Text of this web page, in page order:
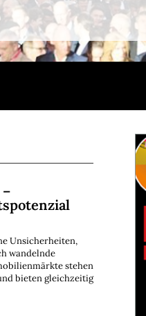
Unsicherheiten,
wandelnde
stehen
bieten gleichzeitig